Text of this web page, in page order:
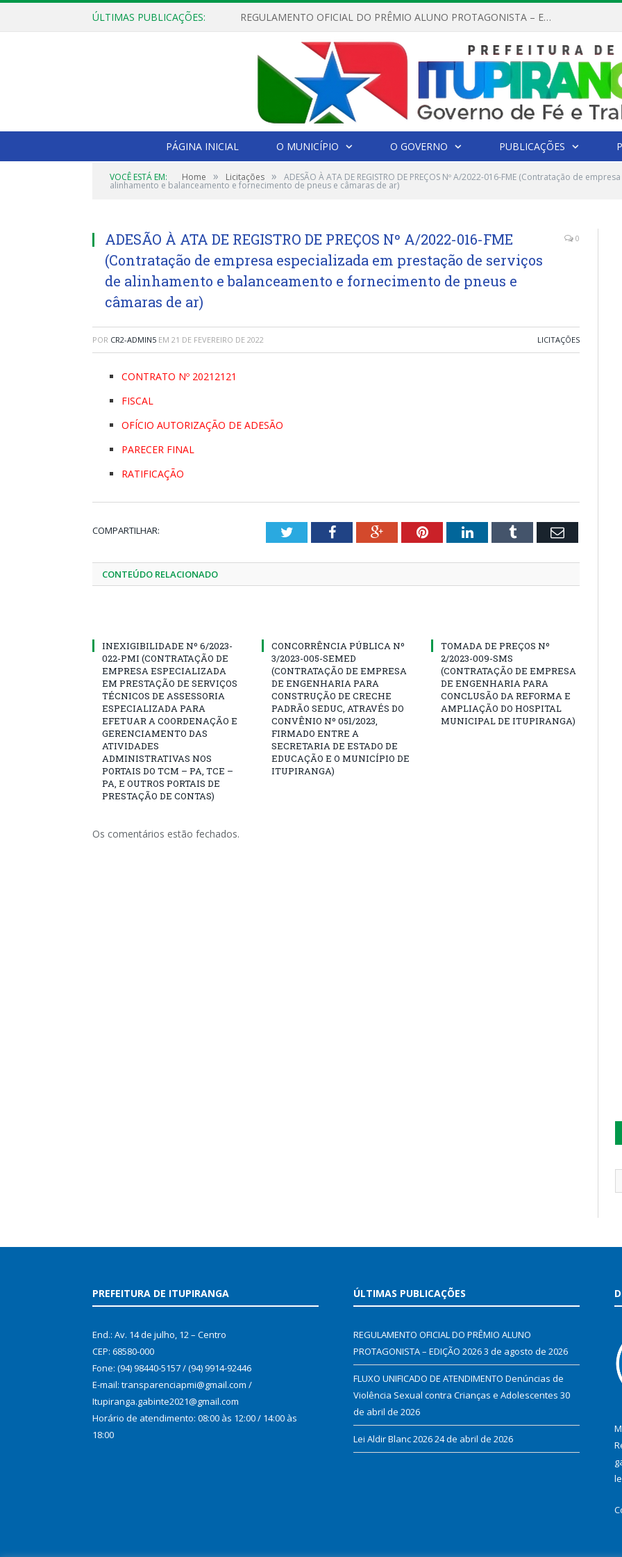
ÚLTIMAS PUBLICAÇÕES: REGULAMENTO OFICIAL DO PRÊMIO ALUNO PROTAGONISTA – EDIÇÃO 2026
PÁGINA INICIAL O MUNICÍPIO O GOVERNO PUBLICAÇÕES
VOCÊ ESTÁ EM: Home » Licitações » ADESÃO À ATA DE REGISTRO DE PREÇOS Nº A/2022-016-FME (Contratação de
alinhamento e balanceamento e fornecimento de pneus e câmaras de ar)
ADESÃO À ATA DE REGISTRO DE PREÇOS Nº A/2022-016-FME
(Contratação de empresa especializada em prestação de serviços
de alinhamento e balanceamento e fornecimento de pneus e
câmaras de ar)
0
POR CR2-ADMIN5 EM 21 DE FEVEREIRO DE 2022 LICITAÇÕES
CONTRATO Nº 20212121
FISCAL
OFÍCIO AUTORIZAÇÃO DE ADESÃO
PARECER FINAL
RATIFICAÇÃO
COMPARTILHAR: TwitterFacebookGoogle+PinterestLinkedInTumblr Email
CONTEÚDO RELACIONADO
INEXIGIBILIDADE Nº 6/2023-
022-PMI (CONTRATAÇÃO DE
EMPRESA ESPECIALIZADA
EM PRESTAÇÃO DE SERVIÇOS
TÉCNICOS DE ASSESSORIA
ESPECIALIZADA PARA
EFETUAR A COORDENAÇÃO E
GERENCIAMENTO DAS
ATIVIDADES
ADMINISTRATIVAS NOS
PORTAIS DO TCM – PA, TCE –
PA, E OUTROS PORTAIS DE
PRESTAÇÃO DE CONTAS)
CONCORRÊNCIA PÚBLICA Nº
3/2023-005-SEMED
(CONTRATAÇÃO DE EMPRESA
DE ENGENHARIA PARA
CONSTRUÇÃO DE CRECHE
PADRÃO SEDUC, ATRAVÉS DO
CONVÊNIO Nº 051/2023,
FIRMADO ENTRE A
SECRETARIA DE ESTADO DE
EDUCAÇÃO E O MUNICÍPIO DE
ITUPIRANGA)
TOMADA DE PREÇOS Nº
2/2023-009-SMS
(CONTRATAÇÃO DE EMPRESA
DE ENGENHARIA PARA
CONCLUSÃO DA REFORMA E
AMPLIAÇÃO DO HOSPITAL
MUNICIPAL DE ITUPIRANGA)
Os comentários estão fechados.
PREFEITURA DE ITUPIRANGA
End.: Av. 14 de julho, 12 – Centro
CEP: 68580-000
Fone: (94) 98440-5157 / (94) 9914-92446
E-mail: transparenciapmi@gmail.com /
Itupiranga.gabinte2021@gmail.com
Horário de atendimento: 08:00 às 12:00 / 14:00 às
18:00
ÚLTIMAS PUBLICAÇÕES
REGULAMENTO OFICIAL DO PRÊMIO ALUNO
PROTAGONISTA – EDIÇÃO 20263 de agosto de 2026
FLUXO UNIFICADO DE ATENDIMENTO Denúncias de
Violência Sexual contra Crianças e Adolescentes 30
de abril de 2026
Lei Aldir Blanc 202624 de abril de 2026